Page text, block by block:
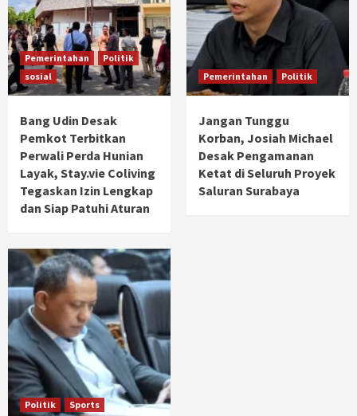
Pemerintahan
Politik
sosial
Bang Udin Desak
Pemkot Terbitkan
Perwali Perda Hunian
Layak, Stay.vie Coliving
Tegaskan Izin Lengkap
dan Siap Patuhi Aturan
Pemerintahan Politik
Jangan Tunggu
Korban, Josiah Michael
Desak Pengamanan
Ketat di Seluruh Proyek
Saluran Surabaya
Politik Sports